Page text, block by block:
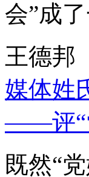
会”成
王德邦
媒体姓
——评“
既然“